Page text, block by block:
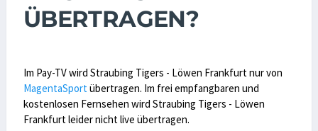
ÜBERTRAGEN?
Im Pay-TV wird Straubing Tigers - Löwen Frankfurt nur von
MagentaSportübertragen. Im frei empfangbaren und
kostenlosen Fernsehen wird Straubing Tigers - Löwen
Frankfurt leider nicht live übertragen.